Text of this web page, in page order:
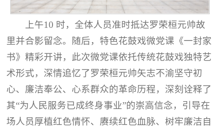
上午10 时，全体人员准时抵达罗荣桓元帅故
里并合影留念。随后，特色花鼓戏微党课《一封家
书》精彩开讲，此次微党课依托传统花鼓戏独特艺
术形式，深情追忆了罗荣桓元帅矢志不渝坚守初
心、廉洁奉公、心系群众的革命历程，深刻诠释了
其“为人民服务已成终身事业”的崇高信念，引导在
场人员厚植红色情怀、赓续红色血脉、树牢廉洁自